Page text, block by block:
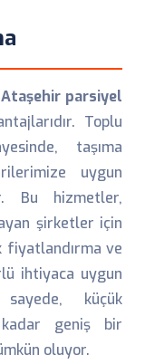
parsiyel
Toplu
taşıma
uygun
Bu hizmetler,
şirketler için
fiyatlandırma ve
ihtiyaca uygun
küçük
geniş bir
oluyor.